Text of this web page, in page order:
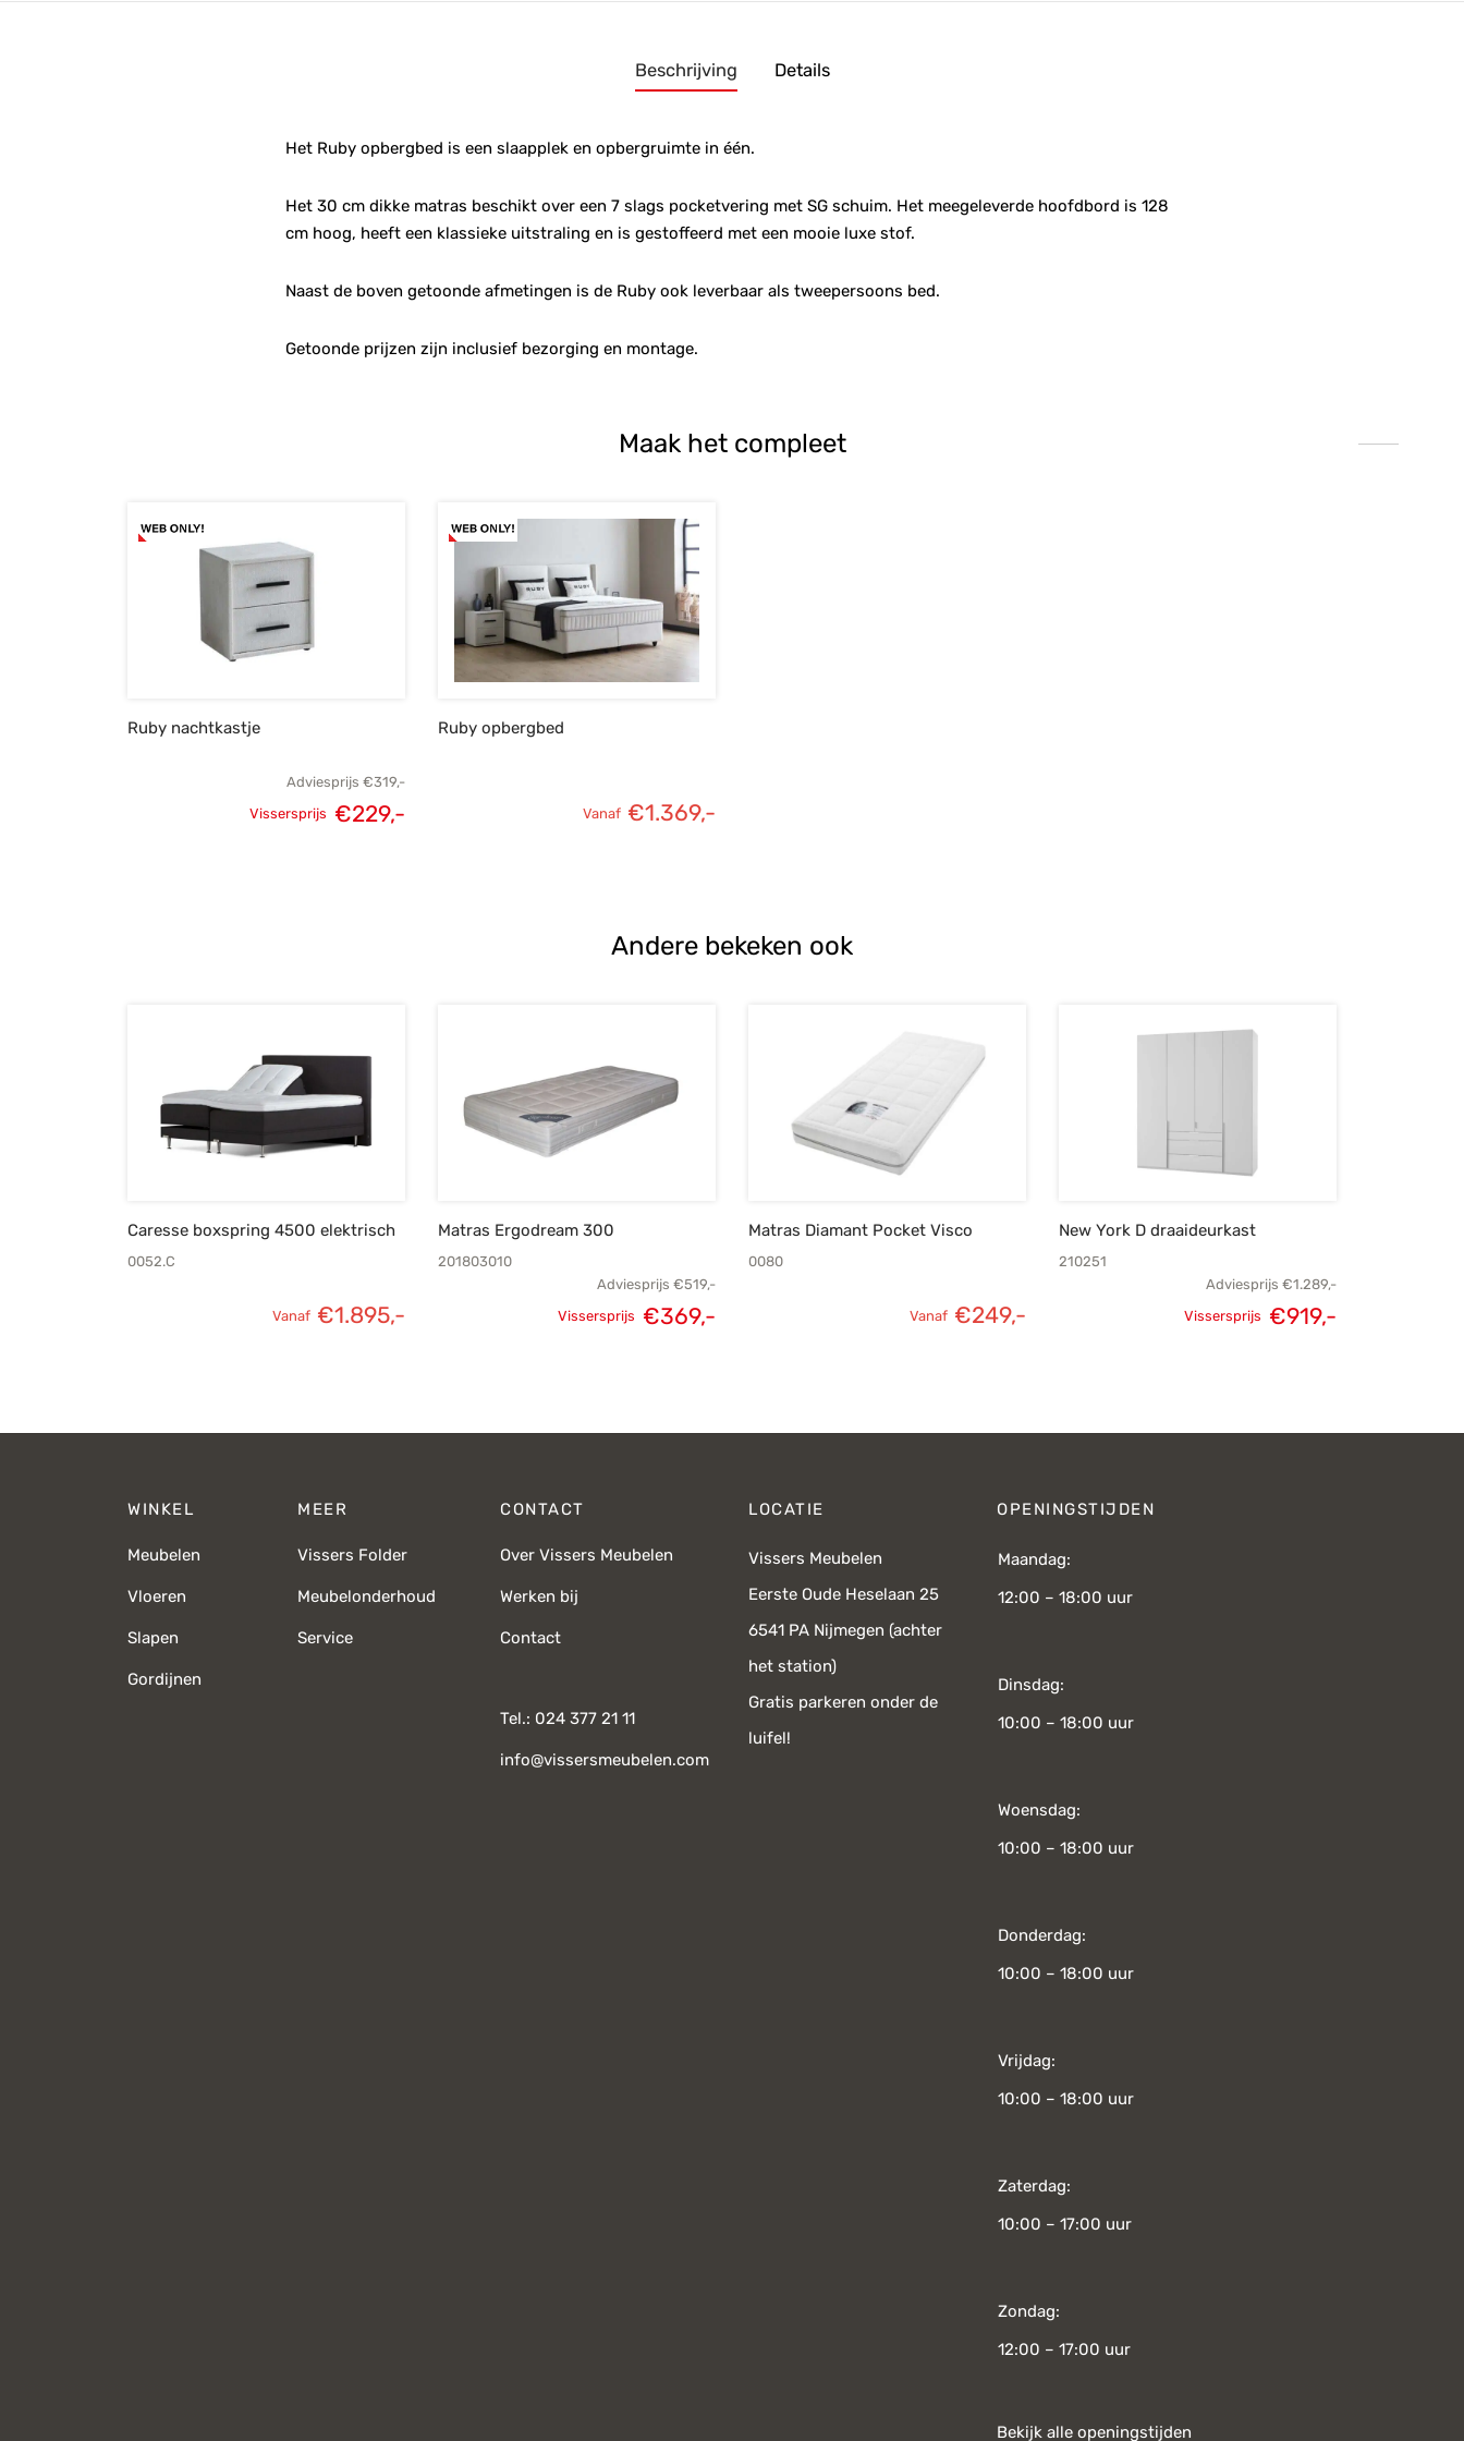
Beschrijving Details
Het Ruby opbergbed is een slaapplek en opbergruimte in één.
Het 30 cm dikke matras beschikt over een 7 slags pocketvering met SG schuim. Het meegeleverde hoofdbord is 128
cm hoog, heeft een klassieke uitstraling en is gestoffeerd met een mooie luxe stof.
Naast de boven getoonde afmetingen is de Ruby ook leverbaar als tweepersoons bed.
Getoonde prijzen zijn inclusief bezorging en montage.
Maak het compleet
Ruby nachtkastje
Adviesprijs €319,-
Vissersprijs €229,-
Ruby opbergbed
Vanaf €1.369,-
Andere bekeken ook
Caresse boxspring 4500 elektrisch
0052.C
Vanaf €1.895,-
Matras Ergodream 300
201803010
Adviesprijs €519,-
Vissersprijs €369,-
Matras Diamant Pocket Visco
0080
Vanaf €249,-
New York D draaideurkast
210251
Adviesprijs €1.289,-
Vissersprijs €919,-
WINKEL
Meubelen
Vloeren
Slapen
Gordijnen
MEER
Vissers Folder
Meubelonderhoud
Service
CONTACT
Over Vissers Meubelen
Werken bij
Contact
Tel.: 024 377 21 11
info@vissersmeubelen.com
LOCATIE
Vissers Meubelen
Eerste Oude Heselaan 25
6541 PA Nijmegen (achter
het station)
Gratis parkeren onder de
luifel!
OPENINGSTIJDEN
Maandag:
12:00 – 18:00 uur
Dinsdag:
10:00 – 18:00 uur
Woensdag:
10:00 – 18:00 uur
Donderdag:
10:00 – 18:00 uur
Vrijdag:
10:00 – 18:00 uur
Zaterdag:
10:00 – 17:00 uur
Zondag:
12:00 – 17:00 uur
Bekijk alle openingstijden